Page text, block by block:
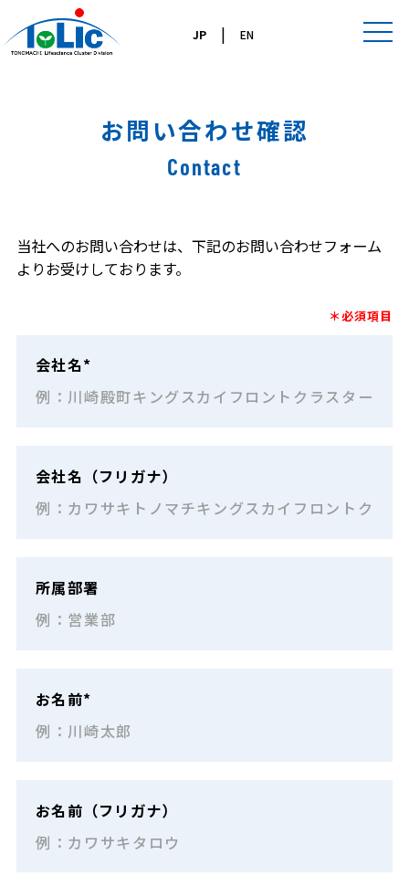
JP| EN
お問い合わせ確認
Contact
当社へのお問い合わせは、下記のお問い合わせフォーム
よりお受けしております。
＊必須項目
会社名*
会社名（フリガナ）
所属部署
お名前*
お名前（フリガナ）